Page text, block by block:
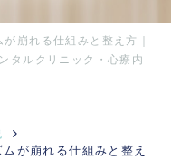
崩れる仕組みと整え方｜
タルクリニック・心療内
が崩れる仕組みと整え